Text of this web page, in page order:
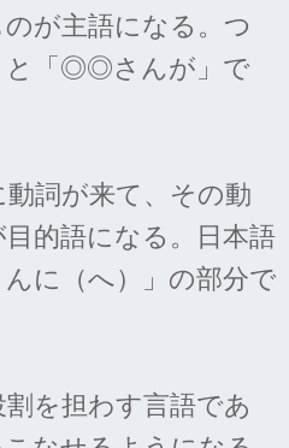
が主語になる。つ
と「◎◎さんが」で
詞が来て、その動
的語になる。日本語
に（へ）」の部分で
を担わす言語であ